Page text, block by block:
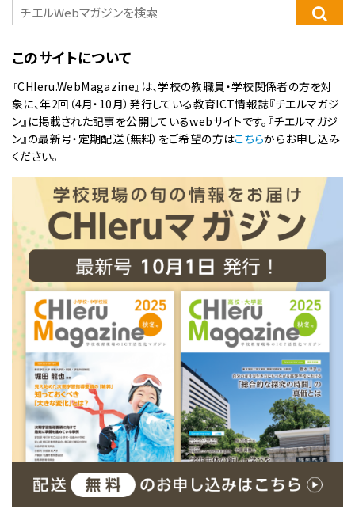
このサイトについて
『CHIeru.WebMagazine』は、学校の教職員・学校関係者の方を対
象に、年2回（4月・10月）発行している教育ICT情報誌『チエルマガジ
ン』に掲載された記事を公開しているwebサイトです。『チエルマガジ
ン』の最新号・定期配送（無料）をご希望の方はこちらからお申し込み
ください。